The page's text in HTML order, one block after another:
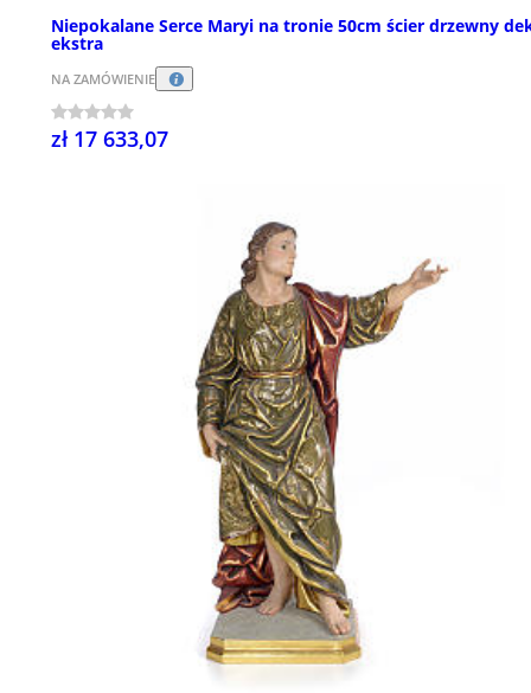
Niepokalane Serce Maryi na tronie 50cm ścier drzewny
ekstra
NA ZAMÓWIENIE
zł 17 633,07